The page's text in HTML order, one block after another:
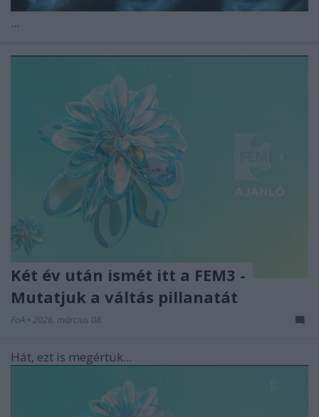
...
Két év után ismét itt a FEM3 -
Mutatjuk a váltás pillanatát
FoA • 2026. március 08.
Hát, ezt is megértük...